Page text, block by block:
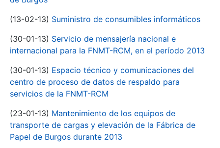
(13-02-13) Suministro de consumibles informáticos
(30-01-13) Servicio de mensajería nacional e
internacional para la FNMT-RCM, en el período 2013
(30-01-13) Espacio técnico y comunicaciones del
centro de proceso de datos de respaldo para
servicios de la FNMT-RCM
(23-01-13) Mantenimiento de los equipos de
transporte de cargas y elevación de la Fábrica de
Papel de Burgos durante 2013